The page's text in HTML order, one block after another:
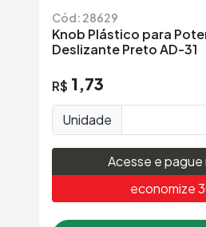
Cód: 28629
Knob Plástico para
Deslizante Preto AD-31
R$ 1,73
Unidade
Acesse e pague
economize